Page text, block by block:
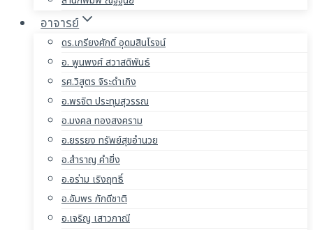
อาจารย์
ดร.เกรียงศักดิ์ อุดมสินโรจน์
อ. พูนพงศ์ สวาสดิพันธ์
รศ.วิสูตร จิระดำเกิง
อ.พรจิต ประทุมสุวรรณ
อ.มงคล ทองสงคราม
อ.ยรรยง ทรัพย์สุขอำนวย
อ.สำราญ คำยิ่ง
อ.อร่าม เริงฤทธิ์
อ.อัมพร ภักดีชาติ
อ.เจริญ เสาวภาณี